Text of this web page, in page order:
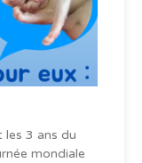
3 ans du
mondiale